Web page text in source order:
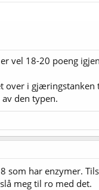
vel 18-20 poeng
i gjæringstanken
den typen.
som har enzymer.
meg til ro med det.